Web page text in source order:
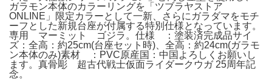
ガラモン本体のカラーリングを「ツブラヤストア
ONLINE」限定カラーとして一新、さらにガラダマをモチ
ーフとした新規台座が付属する特別仕様となっています。
専用 マーミット ゴジラ。仕様 ：塗装済完成品サイ
ズ：全高：約25cm(台座セット時)、全高：約24cm(ガラモ
ン本体のみ)素材 ：PVC原産国：中国よろしくお願いし
ます。真骨彫 超古代戦士仮面ライダークウガ 25周年記
念。